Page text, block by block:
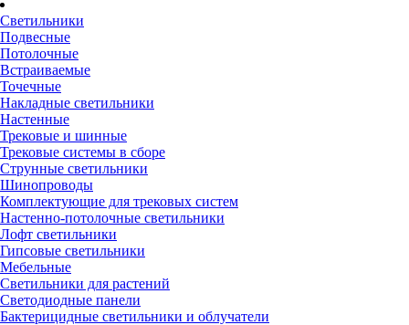
Светильники
Подвесные
Потолочные
Встраиваемые
Точечные
Накладные светильники
Настенные
Трековые и шинные
Трековые системы в сборе
Струнные светильники
Шинопроводы
Комплектующие для трековых систем
Настенно-потолочные светильники
Лофт светильники
Гипсовые светильники
Мебельные
Светильники для растений
Светодиодные панели
Бактерицидные светильники и облучатели